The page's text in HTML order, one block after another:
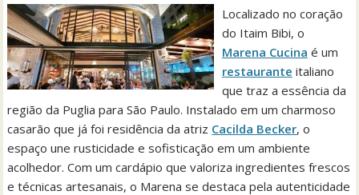
Localizado no coração
do Itaim Bibi, o
Marena Cucina é um
restaurante italiano
que traz a essência da
região da Puglia para São Paulo. Instalado em um charmoso
casarão que já foi residência da atriz Cacilda Becker, o
espaço une rusticidade e sofisticação em um ambiente
acolhedor. Com um cardápio que valoriza ingredientes frescos
e técnicas artesanais, o Marena se destaca pela autenticidade